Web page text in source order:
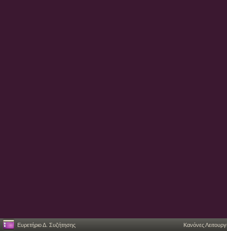
Ευρετήριο Δ. Συζήτησης Κανόνες